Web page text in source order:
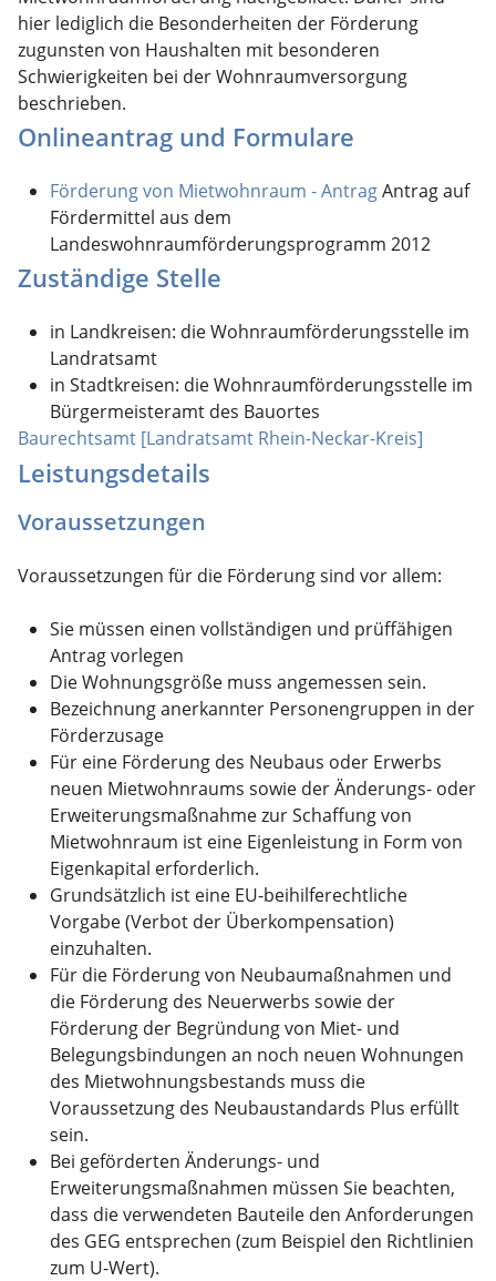
hier lediglich die Besonderheiten der Förderung
zugunsten von Haushalten mit besonderen
Schwierigkeiten bei der Wohnraumversorgung
beschrieben.
Onlineantrag und Formulare
Förderung von Mietwohnraum - AntragAntrag auf
Fördermittel aus dem
Landeswohnraumförderungsprogramm 2012
Zuständige Stelle
in Landkreisen: die Wohnraumförderungsstelle im
Landratsamt
in Stadtkreisen: die Wohnraumförderungsstelle im
Bürgermeisteramt des Bauortes
Baurechtsamt [Landratsamt Rhein-Neckar-Kreis]
Leistungsdetails
Voraussetzungen
Voraussetzungen für die Förderung sind vor allem:
Sie müssen einen vollständigen und prüffähigen
Antrag vorlegen
Die Wohnungsgröße muss angemessen sein.
Bezeichnung anerkannter Personengruppen in der
Förderzusage
Für eine Förderung des Neubaus oder Erwerbs
neuen Mietwohnraums sowie der Änderungs- oder
Erweiterungsmaßnahme zur Schaffung von
Mietwohnraum ist eine Eigenleistung in Form von
Eigenkapital erforderlich.
Grundsätzlich ist eine EU-beihilferechtliche
Vorgabe (Verbot der Überkompensation)
einzuhalten.
Für die Förderung von Neubaumaßnahmen und
die Förderung des Neuerwerbs sowie der
Förderung der Begründung von Miet- und
Belegungsbindungen an noch neuen Wohnungen
des Mietwohnungsbestands muss die
Voraussetzung des Neubaustandards Plus erfüllt
sein.
Bei geförderten Änderungs- und
Erweiterungsmaßnahmen müssen Sie beachten,
dass die verwendeten Bauteile den Anforderungen
des GEG entsprechen (zum Beispiel den Richtlinien
zum U-Wert).